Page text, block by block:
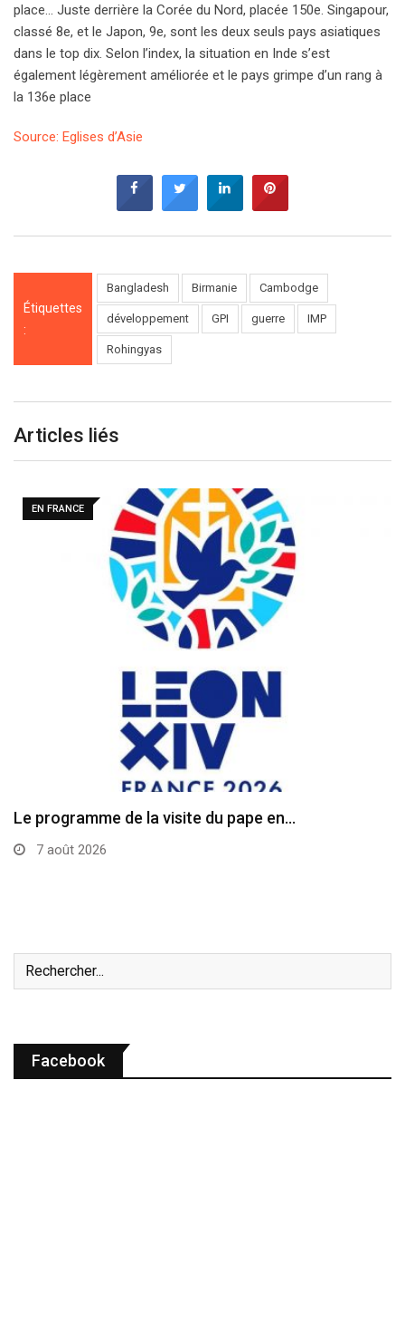
place… Juste derrière la Corée du Nord, placée 150e. Singapour,
classé 8e, et le Japon, 9e, sont les deux seuls pays asiatiques
dans le top dix. Selon l’index, la situation en Inde s’est
également légèrement améliorée et le pays grimpe d’un rang à
la 136e place
Source: Eglises d’Asie
Étiquettes
:
Bangladesh Birmanie Cambodge
développement GPI guerre IMP
Rohingyas
Articles liés
EN FRANCE
Le programme de la visite du pape en…
7 août 2026
Facebook